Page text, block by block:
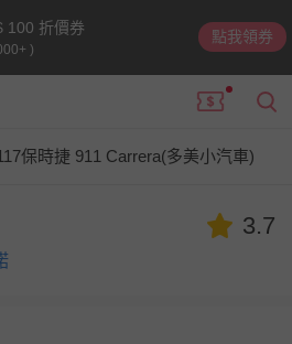
100 折價券
)
點我領券
保時捷 911 Carrera(多美小汽車)
3.7